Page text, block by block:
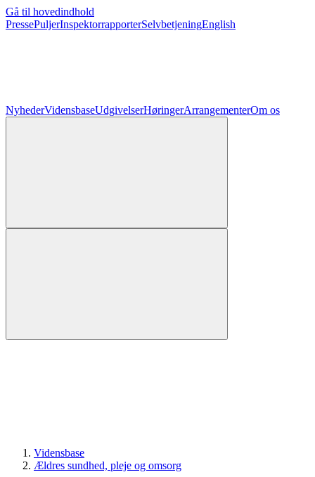
Gå til hovedindhold
PressePuljerInspektorrapporterSelvbetjeningEnglish
NyhederVidensbaseUdgivelserHøringerArrangementerOm os
Vidensbase
Ældres sundhed, pleje og omsorg